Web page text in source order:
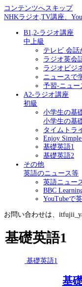
コンテンツへスキップ
NHKラジオ,TV講座、
B1,2-ラジオ講座
中上級
テレビ 会話
ラジオ英会
ラジオビジ
ニュースで
予習-ニュー
A2-ラジオ講座
初級
小学生の基
小学生の基
タイムトラ
Enjoy
基礎英語1
基礎英語2
その他
英語のニュース等
英語ニュー
BBC
YouTubeで
お問い合わせは、
基礎英語1
基礎英語1
基